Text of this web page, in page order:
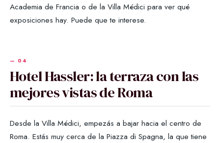
Academia de Francia o de la Villa Médici para ver qué
exposiciones hay. Puede que te interese.
Hotel Hassler: la terraza con las
mejores vistas de Roma
Desde la Villa Médici, empezás a bajar hacia el centro de
Roma. Estás muy cerca de la Piazza di Spagna, la que tiene